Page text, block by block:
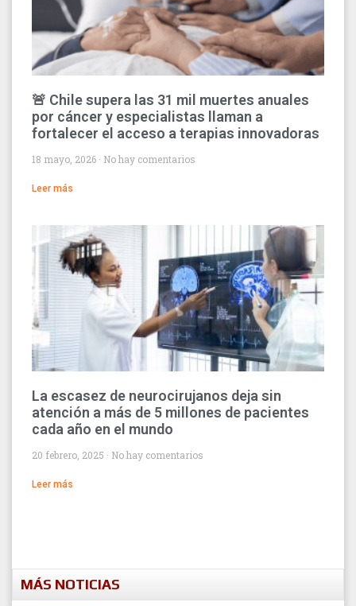
🚨 Chile supera las 31 mil muertes anuales
por cáncer y especialistas llaman a
fortalecer el acceso a terapias innovadoras
18 mayo, 2026 No hay comentarios
Leer más
La escasez de neurocirujanos deja sin
atención a más de 5 millones de pacientes
cada año en el mundo
20 febrero, 2025 No hay comentarios
Leer más
MÁS NOTICIAS